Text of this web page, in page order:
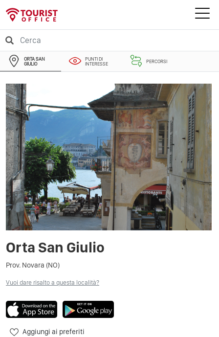
ORTA SAN
GIULIO
PUNTI DI
INTERESSE
PERCORSI
Orta San Giulio
Prov. Novara (NO)
Vuoi dare risalto a questa località?
Aggiungi ai preferiti